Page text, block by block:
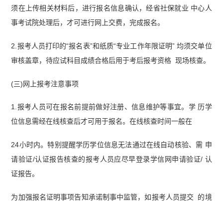
须在上传相关材料后，进行报名信息确认，经省社保就业 中心人
事考试院处理后，才可进行网上交费，完成报名。
2.报考人员打印的“报名表”和纸质“专业工作年限证明” 均须交单位
审核盖章，待应试科目成绩合格后用于考后报考资格 现场核查。
(三)网上报考注意事项
1.报考人员可在报名前提前做好注册、信息维护等事宜。学 历学
位信息需经在线核查后才可用于报名。在线核查时间一般在
24小时内。特别提醒学历学位信息无法通过在线自动核验、需 申
请验证/认证报告核查的报考人员应尽早登录学信网申请验证/ 认
证报告。
为加强报名证明事项告知承诺制事中监管，如报考人员提交 的境